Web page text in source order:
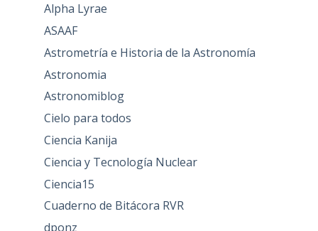
Alpha Lyrae
ASAAF
Astrometría e Historia de la Astronomía
Astronomia
Astronomiblog
Cielo para todos
Ciencia Kanija
Ciencia y Tecnología Nuclear
Ciencia15
Cuaderno de Bitácora RVR
dponz